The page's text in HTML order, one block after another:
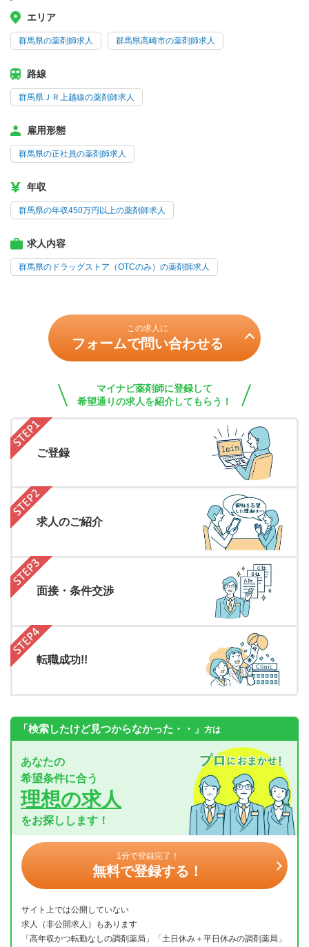
エリア
群馬県の薬剤師求人 群馬県高崎市の薬剤師求人
路線
群馬県ＪＲ上越線の薬剤師求人
雇用形態
群馬県の正社員の薬剤師求人
年収
群馬県の年収450万円以上の薬剤師求人
求人内容
群馬県のドラッグストア（OTCのみ）の薬剤師求人
この求人に
フォームで問い合わせる
マイナビ薬剤師に登録して
希望通りの求人を紹介してもらう！
ご登録
求人のご紹介
面接・条件交渉
転職成功!!
「検索したけど見つからなかった・・」 方は
あなたの
希望条件に合う
理想の求人
をお探しします！
1分で登録完了！
無料で登録する！
サイト上では公開していない
求人（非公開求人）もあります
「高年収かつ転勤なしの調剤薬局」「土日休み＋平日休みの調剤薬局」